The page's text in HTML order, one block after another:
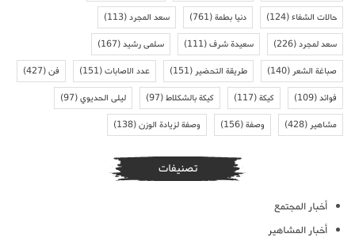
حالات الشفاء(124) دنيا بطمة(761) سعد المجرد(113)
سعد لمجرد(226) سعيدة شرف(111) سلمى رشيد(167)
صباغة الشعر(140) طريقة التحضير(151) عدد الاصابات(151) فن(427)
فوائد(109) كيكة(117) كيكة بالشكلاط(97) ليلى الحديوي(97)
مشاهير(428) وصفة(156) وصفة لزيادة الوزن(138)
تصنيفات
أخبار المجتمع
أخبار المشاهير